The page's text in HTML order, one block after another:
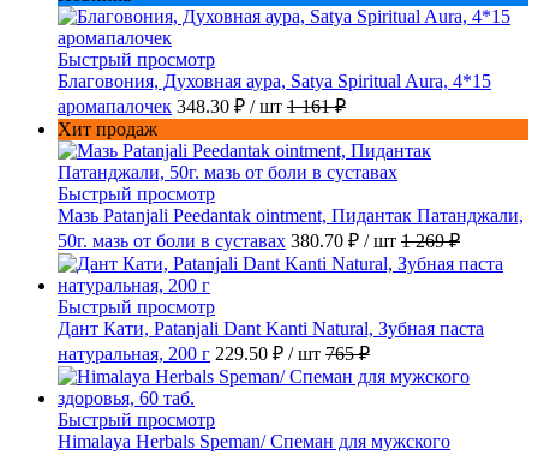
Быстрый просмотр
Благовония, Духовная аура, Satya Spiritual Aura, 4*15
аромапалочек 348.30 ₽ / шт 1 161 ₽
Хит продаж
Быстрый просмотр
Мазь Patanjali Peedantak ointment, Пидантак Патанджали,
50г. мазь от боли в суставах 380.70 ₽ / шт 1 269 ₽
Быстрый просмотр
Дант Кати, Patanjali Dant Kanti Natural, Зубная паста
натуральная, 200 г 229.50 ₽ / шт 765 ₽
Быстрый просмотр
Himalaya Herbals Speman/ Спеман для мужского